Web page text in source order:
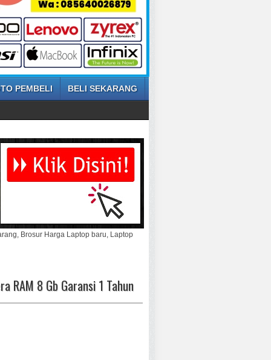
PEMBELI BELI SEKARANG
Brosur Harga Laptop baru, Laptop
RAM 8 Gb Garansi 1 Tahun